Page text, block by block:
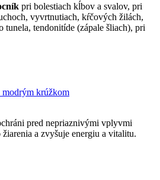
pri bolestiach kĺbov a svalov, pri
vyvrtnutiach, kŕčových žilách,
tunela, tendonitíde (zápale šliach), pri
krúžkom
pred nepriaznivými vplyvmi
a zvyšuje energiu a vitalitu.